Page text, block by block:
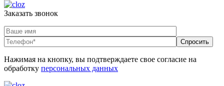
Заказать звонок
Нажимая на кнопку, вы подтверждаете свое согласие на
обработку персональных данных